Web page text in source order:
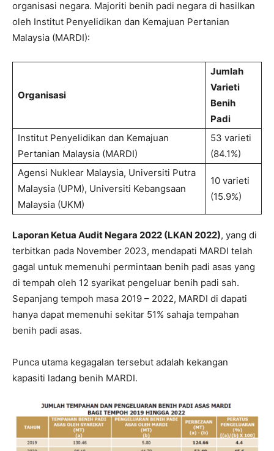
organisasi negara. Majoriti benih padi negara di hasilkan
oleh Institut Penyelidikan dan Kemajuan Pertanian
Malaysia (MARDI):
Organisasi
Jumlah
Varieti
Benih
Padi
Institut Penyelidikan dan Kemajuan
Pertanian Malaysia (MARDI)
53 varieti
(84.1%)
Agensi Nuklear Malaysia, Universiti Putra
Malaysia (UPM), Universiti Kebangsaan
Malaysia (UKM)
10 varieti
(15.9%)
Laporan Ketua Audit Negara 2022 (LKAN 2022), yang di
terbitkan pada November 2023, mendapati MARDI telah
gagal untuk memenuhi permintaan benih padi asas yang
di tempah oleh 12 syarikat pengeluar benih padi sah.
Sepanjang tempoh masa 2019 – 2022, MARDI di dapati
hanya dapat memenuhi sekitar 51% sahaja tempahan
benih padi asas.
Punca utama kegagalan tersebut adalah kekangan
kapasiti ladang benih MARDI.